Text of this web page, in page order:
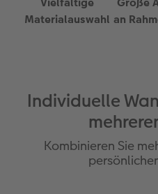
Materialauswahl an
Individuelle
Kombinieren Sie